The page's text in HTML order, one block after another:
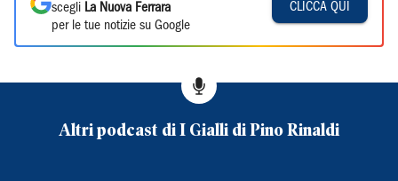
scegli La Nuova Ferrara
per le tue notizie su Google
CLICCA QUI
Altri podcast di I Gialli di Pino Rinaldi